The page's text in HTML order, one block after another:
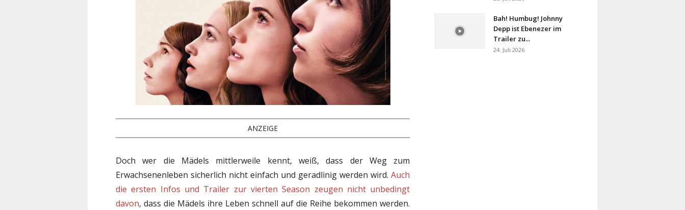
ANZEIGE
Doch wer die Mädels mittlerweile kennt, weiß, dass der Weg zum
Erwachsenenleben sicherlich nicht einfach und geradlinig werden wird.Auch
die ersten Infos und Trailer zur vierten Season zeugen nicht unbedingt
davon, dass die Mädels ihre Leben schnell auf die Reihe bekommen werden.
Bah! Humbug! Johnny
Depp ist Ebenezer im
Trailer zu...
24. Juli 2026